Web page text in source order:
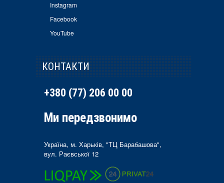
Instagram
Facebook
YouTube
КОНТАКТИ
+380 (77) 206 00 00
Ми передзвонимо
Україна, м. Харьків, "ТЦ Барабашова",
вул. Раєвської 12